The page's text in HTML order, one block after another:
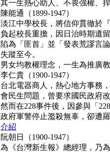
其一生熱心助人、不畏強權、
陳能通（1899-1947）
淡江中學校長，將信仰貫徹於
負起校長重擔，因日治時期遺
陷為「匪首」並「發表荒謬言
失蹤至今。
男女均教權理念，一生為推廣
李仁貴（1900-1947）
台北電器商人，熱心地方事務
會民生問題，曾要求國民政府
然而在228事件後，因參與「
政府軍警停止濫殺無辜，卻遭
介紹
阮朝日（1900-1947）
為《台灣新生報》總經理，乃